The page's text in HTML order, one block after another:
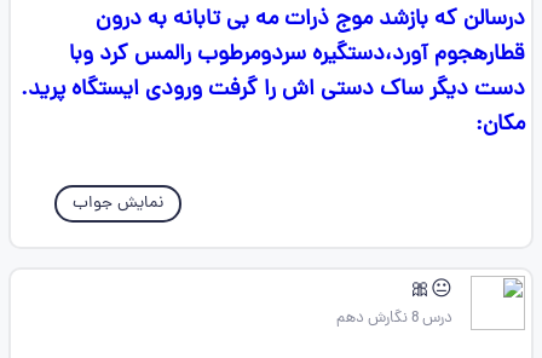
درسالن که بازشد موج ذرات مه بی تابانه به درون
قطارهجوم آورد،دستگیره سردومرطوب رالمس کرد وبا
دست دیگر ساک دستی اش را گرفت ورودی ایستگاه پرید.
مکان:
نمایش جواب
😐🎀
درس 8 نگارش دهم